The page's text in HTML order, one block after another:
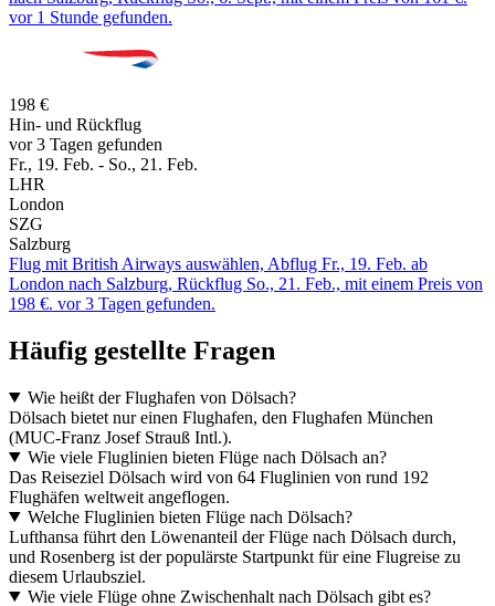
vor 1 Stunde gefunden.
198 €
Hin- und Rückflug
vor 3 Tagen gefunden
Fr., 19. Feb. - So., 21. Feb.
LHR
London
SZG
Salzburg
Flug mit British Airways auswählen, Abflug Fr., 19. Feb. ab
London nach Salzburg, Rückflug So., 21. Feb., mit einem Preis von
198 €. vor 3 Tagen gefunden.
Häufig gestellte Fragen
Wie heißt der Flughafen von Dölsach?
Dölsach bietet nur einen Flughafen, den Flughafen München
(MUC-Franz Josef Strauß Intl.).
Wie viele Fluglinien bieten Flüge nach Dölsach an?
Das Reiseziel Dölsach wird von 64 Fluglinien von rund 192
Flughäfen weltweit angeflogen.
Welche Fluglinien bieten Flüge nach Dölsach?
Lufthansa führt den Löwenanteil der Flüge nach Dölsach durch,
und Rosenberg ist der populärste Startpunkt für eine Flugreise zu
diesem Urlaubsziel.
Wie viele Flüge ohne Zwischenhalt nach Dölsach gibt es?